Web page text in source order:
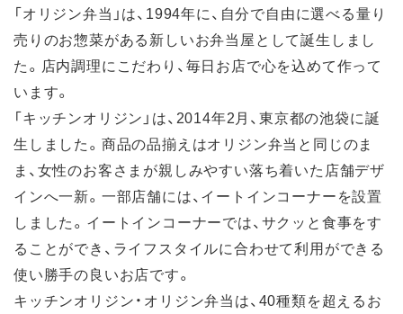
「オリジン弁当」は、1994年に、自分で自由に選べる量り
売りのお惣菜がある新しいお弁当屋として誕生しまし
た。店内調理にこだわり、毎日お店で心を込めて作って
います。
「キッチンオリジン」は、2014年2月、東京都の池袋に誕
生しました。商品の品揃えはオリジン弁当と同じのま
ま、女性のお客さまが親しみやすい落ち着いた店舗デザ
インへ一新。一部店舗には、イートインコーナーを設置
しました。イートインコーナーでは、サクッと食事をす
ることができ、ライフスタイルに合わせて利用ができる
使い勝手の良いお店です。
キッチンオリジン・オリジン弁当は、40種類を超えるお